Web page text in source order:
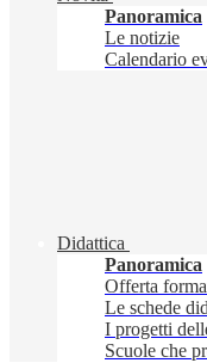
Panoramica
Le notizie
Calendario
Didattica
Panoramica
Offerta
Le schede
I progetti
Scuole che